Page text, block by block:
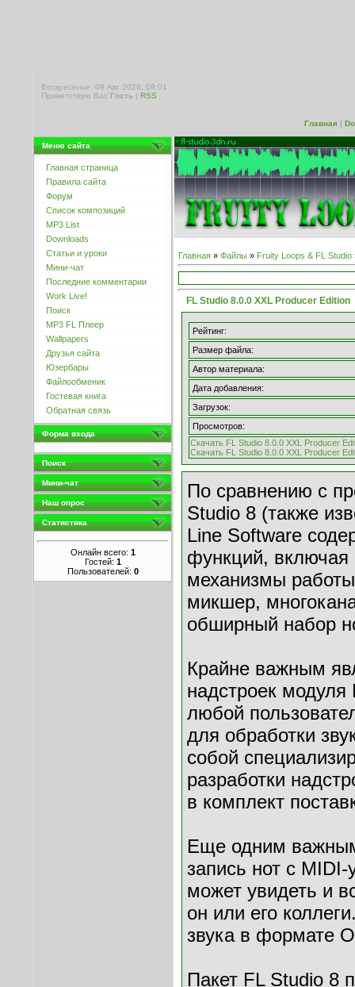
Воскресенье, 09 Авг 2026, 09:01
Приветствую Вас Гость | RSS
Главная |
Меню сайта
Главная страница
Правила сайта
Форум
Список композиций
MP3 List
Downloads
Статьи и уроки
Мини-чат
Последние комментарии
Work Live!
Поиск
MP3 FL Плеер
Wallpapers
Друзья сайта
Юзербары
Файлообменик
Гостевая книга
Обратная связь
Форма входа
Поиск
Мини-чат
Наш опрос
Статистика
Онлайн всего: 1
Гостей: 1
Пользователей: 0
Главная » Файлы » Fruity Loops & FL Studio
FL Studio 8.0.0 XXL Producer Edition
Рейтинг:
Размер файла:
Автор материала:
Дата добавления:
Загрузок:
Просмотров:
Скачать FL Studio 8.0.0 XXL Producer
Скачать FL Studio 8.0.0 XXL Producer
По сравнению с
Studio 8 (также
Line Software
функций,
механизмы
микшер,
обширный набор
Крайне важным
надстроек
любой
для обработки
собой
разработки
в комплект
Еще одним
запись нот с MIDI-
может увидеть и
он или его
звука в формате
Пакет FL Studio 8